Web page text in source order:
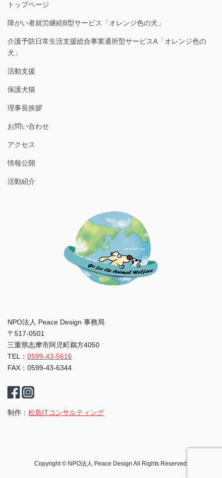
トップページ
障がい者就労継続B型サービス「オレンジ色の犬」
介護予防日常生活支援総合事業通所型サービスA「オレンジ色の
犬」
活動支援
保護犬猫
理事長挨拶
お問い合わせ
アクセス
情報公開
活動紹介
NPO法人 Peace Design 事務局
〒517-0501
三重県志摩市阿児町鵜方4050
TEL： 0599-43-5616
FAX：0599-43-6344
制作： 松島ITコンサルティング
Copyright © NPO法人 Peace Design All Rights Reserved.